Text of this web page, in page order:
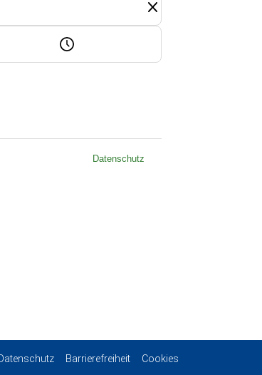
Datenschutz Barrierefreiheit Cookies